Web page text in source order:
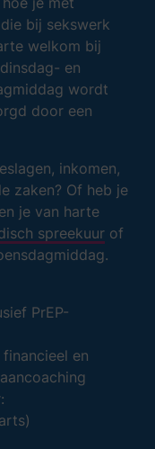
bij sekswerk
welkom bij
en
wordt
door een
inkomen,
zaken? Of heb je
je van harte
spreekuur of
PrEP-
financieel en